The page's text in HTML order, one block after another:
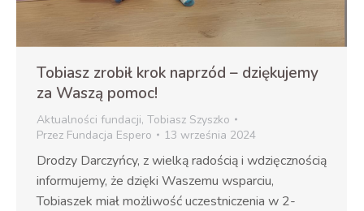
Tobiasz zrobił krok naprzód – dziękujemy
za Waszą pomoc!
Aktualności fundacji, Tobiasz Szyszko
Przez Fundacja Espero 13 września 2024
Drodzy Darczyńcy, z wielką radością i wdzięcznością
informujemy, że dzięki Waszemu wsparciu,
Tobiaszek miał możliwość uczestniczenia w 2-